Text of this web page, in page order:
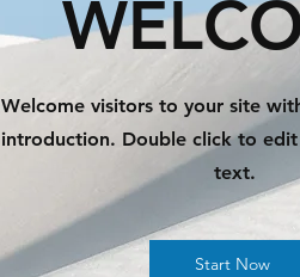
Welcome visitors to your site
introduction. Double click to
text.
Start Now